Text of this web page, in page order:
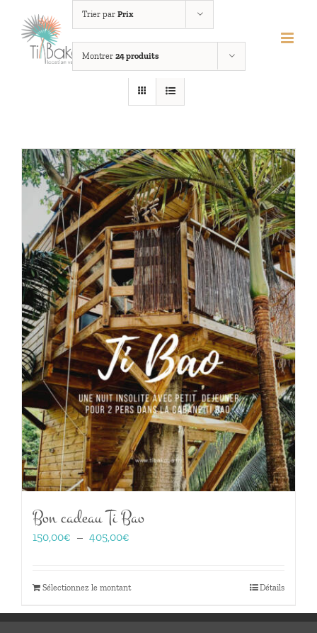
contenu
Trier par Prix
Montrer 24 produits
Bon cadeau Ti Bao
150,00€ – 405,00€
à
Sélectionnez le montant Détails